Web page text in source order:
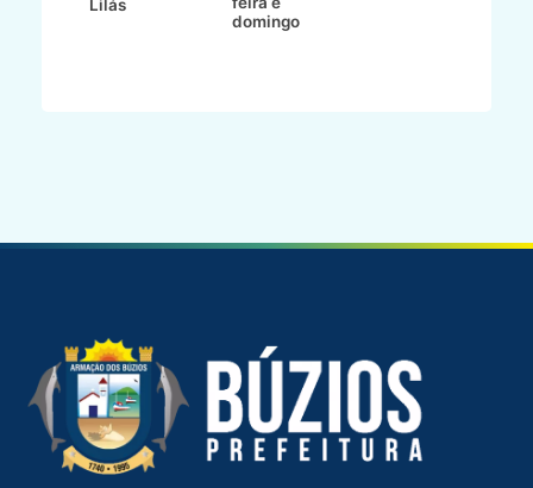
Lilás
domingo